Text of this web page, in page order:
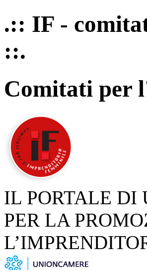
.:: IF -
::.
Comitati per
IL PORTALE DI
PER LA